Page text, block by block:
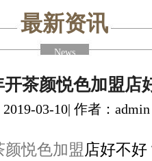
最新资讯
News
开茶颜悦色加盟店
03-10| 作者：
颜悦色加盟店好不